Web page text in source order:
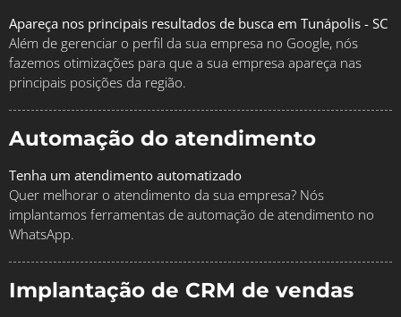
Apareça nos principais resultados de busca em Tunápolis - SC
Além de gerenciar o perfil da sua empresa no Google, nós
fazemos otimizações para que a sua empresa apareça nas
principais posições da região.
Automação do atendimento
Tenha um atendimento automatizado
Quer melhorar o atendimento da sua empresa? Nós
implantamos ferramentas de automação de atendimento no
WhatsApp.
Implantação de CRM de vendas